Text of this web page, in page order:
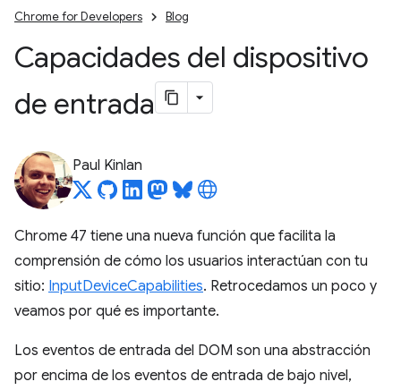
Chrome for Developers Blog
Capacidades del dispositivo
de entrada
Paul Kinlan
Chrome 47 tiene una nueva función que facilita la
comprensión de cómo los usuarios interactúan con tu
sitio: InputDeviceCapabilities. Retrocedamos un poco y
veamos por qué es importante.
Los eventos de entrada del DOM son una abstracción
por encima de los eventos de entrada de bajo nivel,